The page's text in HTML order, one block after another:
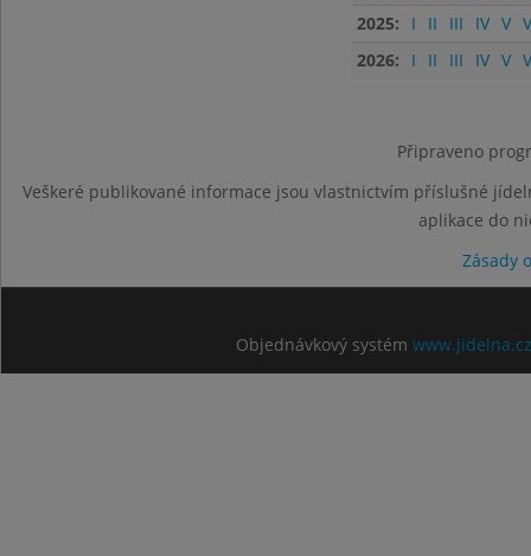
2025:
I II III IV V
2026:
I II III IV V
Připraveno
Veškeré publikované informace jsou vlastnictvím příslušné
aplikace do
Zásady
Objednávkový systém www.jidelna.cz